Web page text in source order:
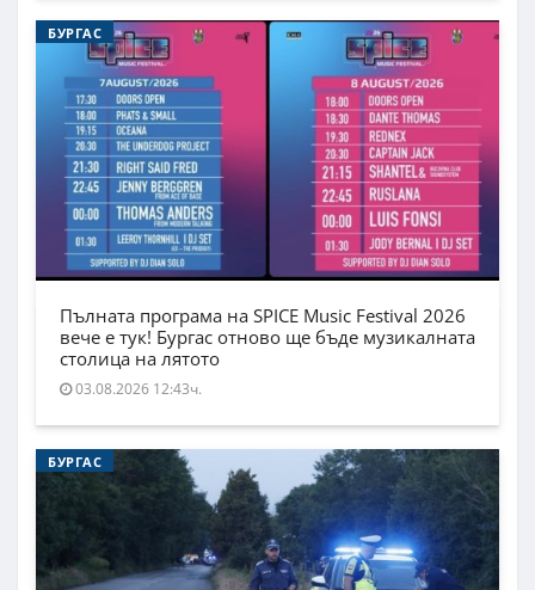
БУРГАС
Пълната програма на SPICE Music Festival 2026
вече е тук! Бургас отново ще бъде музикалната
столица на лятото
03.08.2026 12:43ч.
БУРГАС